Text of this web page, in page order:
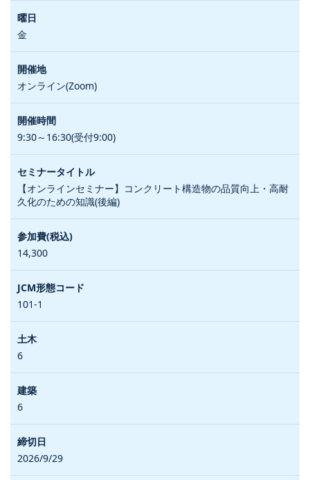
金
オンライン(Zoom)
9:30～16:30(受付9:00)
【オンラインセミナー】コンクリート構造物の品質向上・高耐
久化のための知識(後編)
14,300
101-1
6
6
2026/9/29